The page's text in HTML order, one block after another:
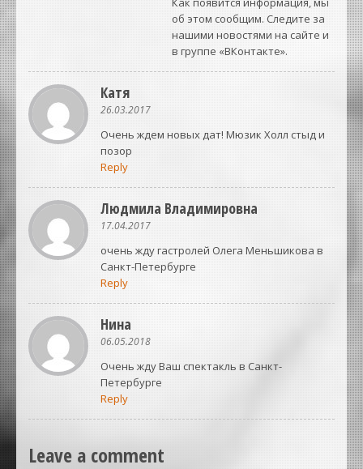
об этом сообщим. Следите за
нашими новостями на сайте и
в группе «ВКонтакте».
Катя
26.03.2017
Очень ждем новых дат! Мюзик Холл стыд и
позор
Reply
Людмила Владимировна
17.04.2017
очень жду гастролей Олега Меньшикова в
Санкт-Петербурге
Reply
Нина
06.05.2018
Очень жду Ваш спектакль в Санкт-
Петербурге
Reply
Leave a comment